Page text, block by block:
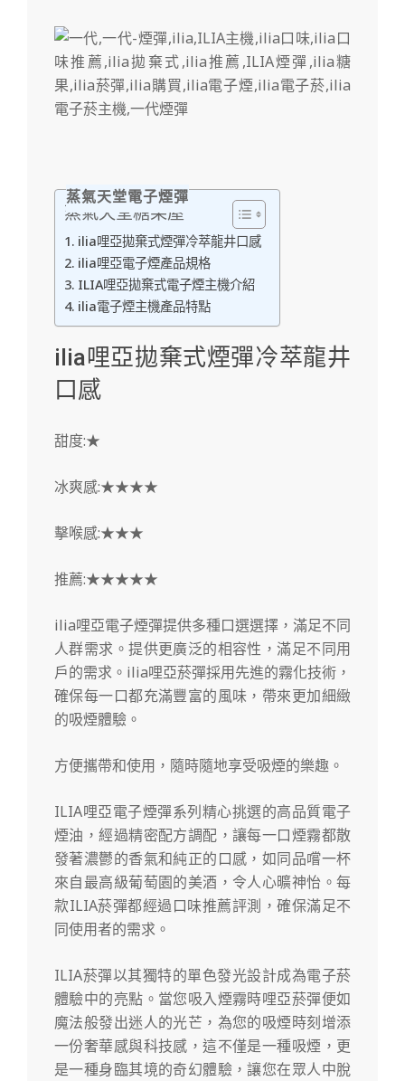
蒸氣天堂電子煙彈
蒸氣天堂糖果屋
ilia哩亞拋棄式煙彈冷萃龍井口感
ilia哩亞電子煙產品規格
ILIA哩亞拋棄式電子煙主機介紹
ilia電子煙主機產品特點
ilia哩亞拋棄式煙彈冷萃龍井
口感
甜度:★
冰爽感:★★★★
擊喉感:★★★
推薦:★★★★★
ilia哩亞電子煙彈提供多種口選選擇，滿足不同
人群需求。提供更廣泛的相容性，滿足不同用
戶的需求。ilia哩亞菸彈採用先進的霧化技術，
確保每一口都充滿豐富的風味，帶來更加細緻
的吸煙體驗。
方便攜帶和使用，隨時隨地享受吸煙的樂趣。
ILIA哩亞電子煙彈系列精心挑選的高品質電子
煙油，經過精密配方調配，讓每一口煙霧都散
發著濃鬱的香氣和純正的口感，如同品嚐一杯
來自最高級葡萄園的美酒，令人心曠神怡。每
款ILIA菸彈都經過口味推薦評測，確保滿足不
同使用者的需求。
ILIA菸彈以其獨特的單色發光設計成為電子菸
體驗中的亮點。當您吸入煙霧時哩亞菸彈便如
魔法般發出迷人的光芒，為您的吸煙時刻增添
一份奢華感與科技感，這不僅是一種吸煙，更
是一種身臨其境的奇幻體驗，讓您在眾人中脫